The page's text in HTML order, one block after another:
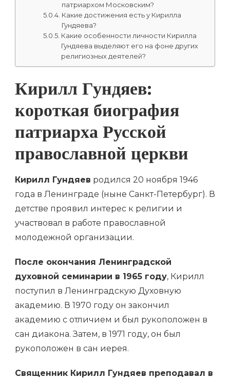
патриархом Московским?
Какие достижения есть у Кирилла
Гундяева?
Какие особенности личности Кирилла
Гундяева выделяют его на фоне других
религиозных деятелей?
Кирилл Гундяев:
короткая биография
патриарха Русской
православной церкви
Кирилл Гундяев родился 20 ноября 1946
года в Ленинграде (ныне Санкт-Петербург). В
детстве проявил интерес к религии и
участвовал в работе православной
молодежной организации.
После окончания Ленинградской
духовной семинарии в 1965 году, Кирилл
поступил в Ленинградскую Духовную
академию. В 1970 году он закончил
академию с отличием и был рукоположен в
сан диакона. Затем, в 1971 году, он был
рукоположен в сан иерея.
Священник Кирилл Гундяев преподавал в